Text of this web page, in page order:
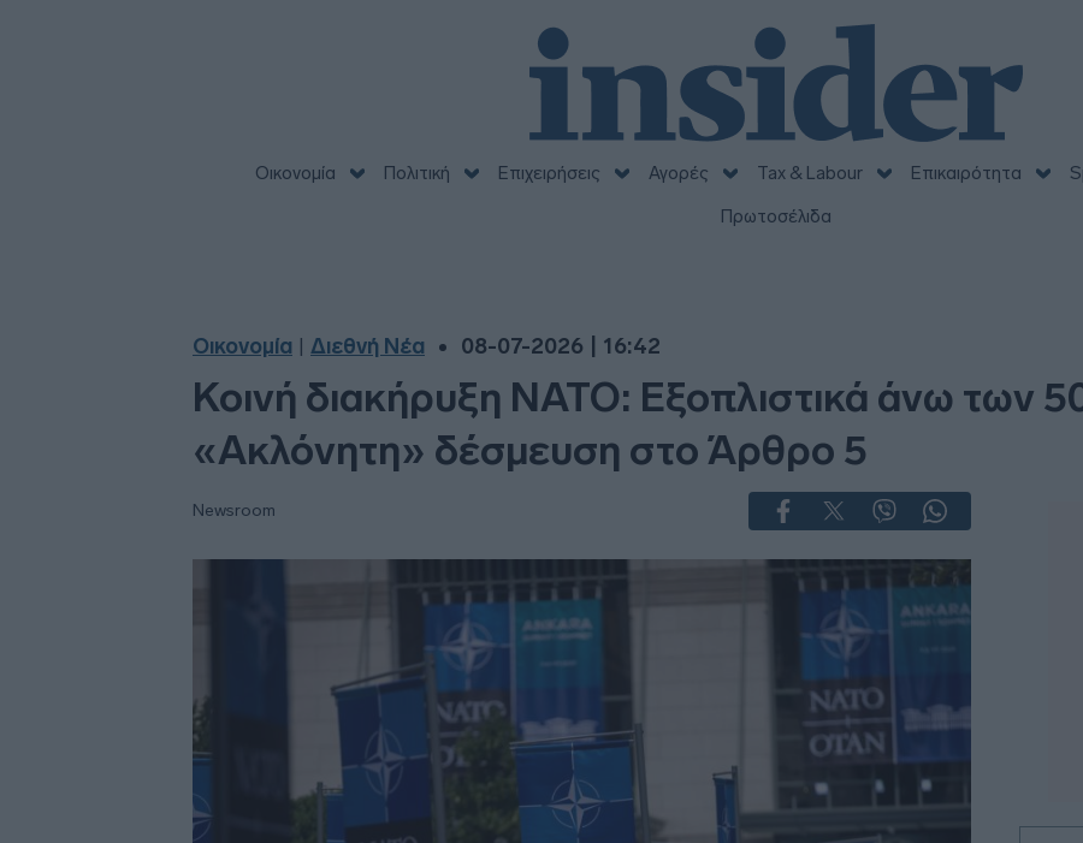
Οικονομία Πολιτική Επιχειρήσεις Αγορές Tax & Labour Επικαιρότητα
Πρωτοσέλιδα
Οικονομία Διεθνή Νέα 08-07-2026 | 16:42
Κοινή διακήρυξη ΝΑΤΟ: Εξοπλιστικά άνω των
«Ακλόνητη» δέσμευση στο Άρθρο 5
Newsroom